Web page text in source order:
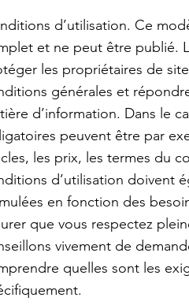
d’utilisation. Ce
et ne peut être publié.
les propriétaires de
générales et
d’information. Dans le
peuvent être par
les prix, les termes du
d’utilisation doivent
en fonction des
que vous respectez
vivement de
quelles sont les